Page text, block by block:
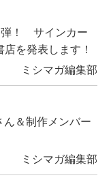
弾！ サインカー
を発表します！
ミシマガ編集部
＆制作メンバー
ミシマガ編集部